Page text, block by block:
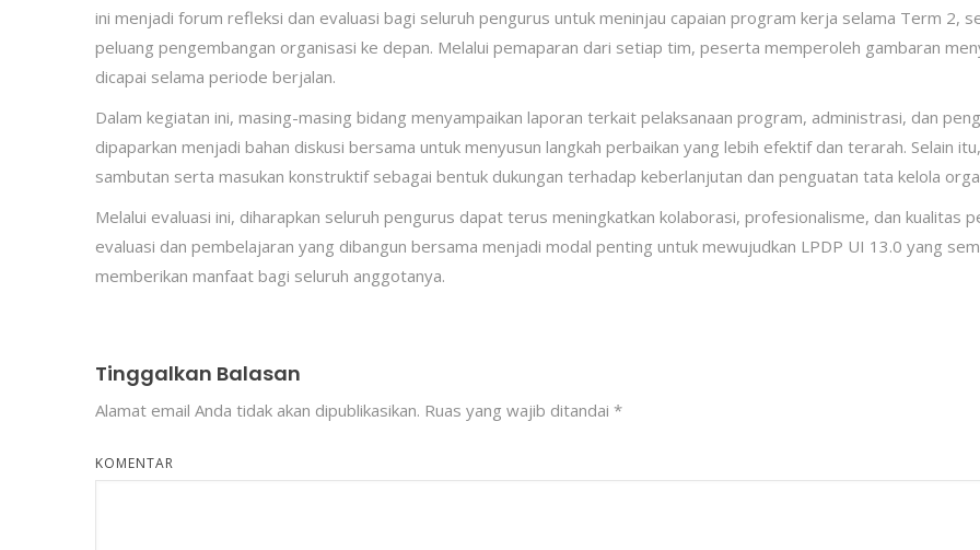
ini menjadi forum refleksi dan evaluasi bagi seluruh pengurus untuk meninjau capaian program kerja selama Term 2,
peluang pengembangan organisasi ke depan. Melalui pemaparan dari setiap tim, peserta memperoleh gambaran
dicapai selama periode berjalan.
Dalam kegiatan ini, masing-masing bidang menyampaikan laporan terkait pelaksanaan program, administrasi, dan
dipaparkan menjadi bahan diskusi bersama untuk menyusun langkah perbaikan yang lebih efektif dan terarah. Selain
sambutan serta masukan konstruktif sebagai bentuk dukungan terhadap keberlanjutan dan penguatan tata kelola
Melalui evaluasi ini, diharapkan seluruh pengurus dapat terus meningkatkan kolaborasi, profesionalisme, dan kualitas
evaluasi dan pembelajaran yang dibangun bersama menjadi modal penting untuk mewujudkan LPDP UI 13.0 yang
memberikan manfaat bagi seluruh anggotanya.
Tinggalkan Balasan
Alamat email Anda tidak akan dipublikasikan. Ruas yang wajib ditandai *
KOMENTAR